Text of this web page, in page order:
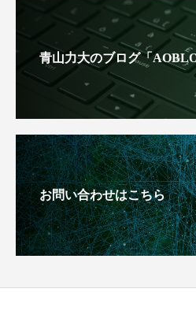
青山力大のブログ「
お問い合わせはこちら